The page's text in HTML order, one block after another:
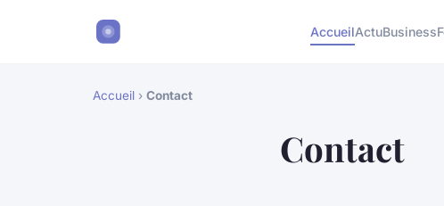
AccueilActuBusiness
Accueil › Contact
Contact